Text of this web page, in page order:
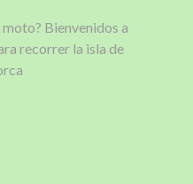
moto? Bienvenidos a
recorrer la isla de